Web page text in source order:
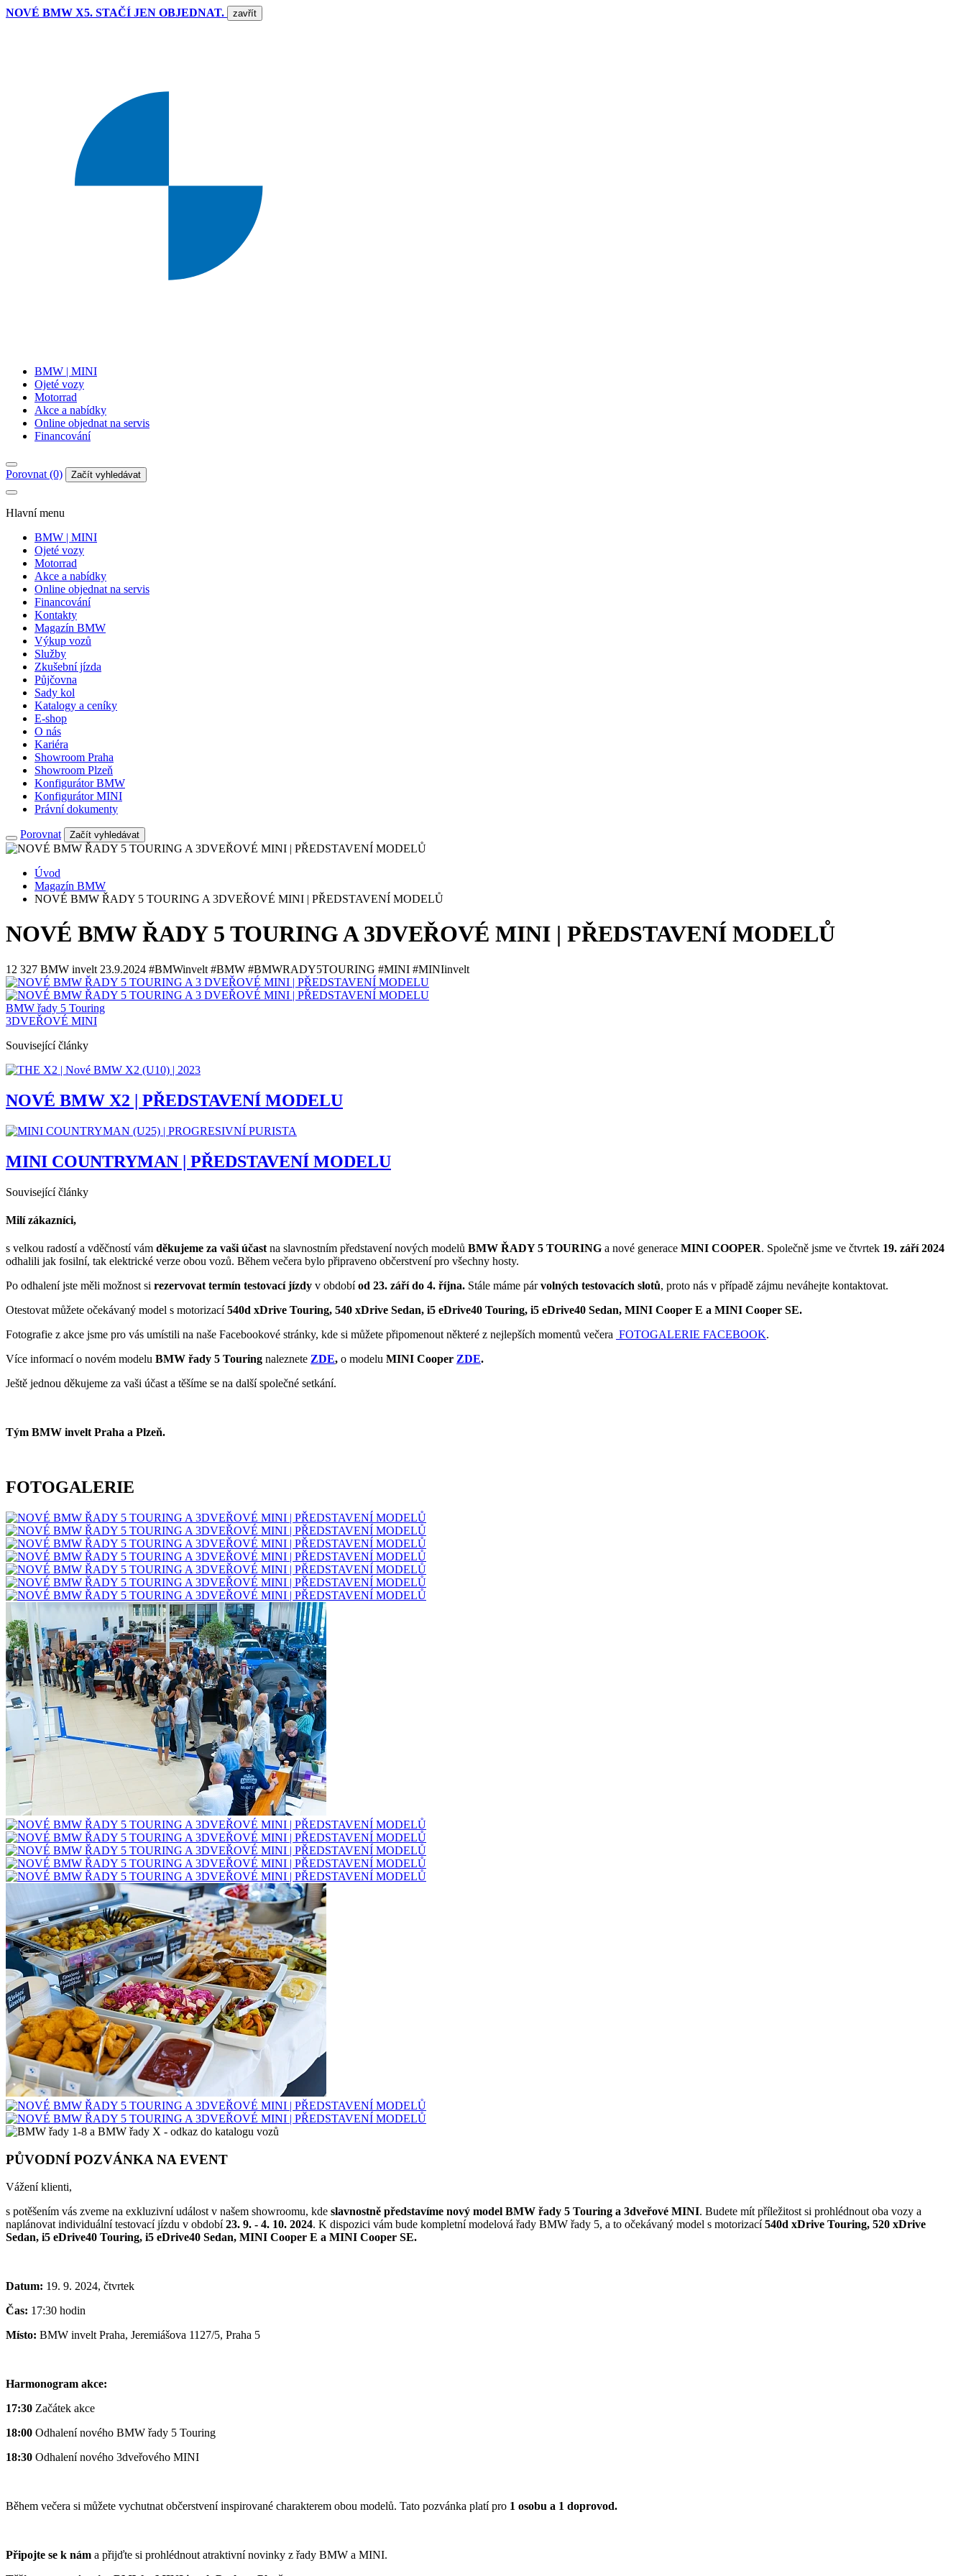
NOVÉ BMW X5. STAČÍ JEN OBJEDNAT. zavřít
BMW | MINI
Ojeté vozy
Motorrad
Akce a nabídky
Online objednat na servis
Financování
Porovnat (0) Začít vyhledávat
Hlavní menu
BMW | MINI
Ojeté vozy
Motorrad
Akce a nabídky
Online objednat na servis
Financování
Kontakty
Magazín BMW
Výkup vozů
Služby
Zkušební jízda
Půjčovna
Sady kol
Katalogy a ceníky
E-shop
O nás
Kariéra
Showroom Praha
Showroom Plzeň
Konfigurátor BMW
Konfigurátor MINI
Právní dokumenty
Porovnat Začít vyhledávat
Úvod
Magazín BMW
NOVÉ BMW ŘADY 5 TOURING A 3DVEŘOVÉ MINI | PŘEDSTAVENÍ MODELŮ
NOVÉ BMW ŘADY 5 TOURING A 3DVEŘOVÉ MINI | PŘEDSTAVENÍ MODELŮ
12 327 BMW invelt 23.9.2024 #BMWinvelt #BMW #BMWRADY5TOURING #MINI #MINIinvelt
BMW řady 5 Touring
3DVEŘOVÉ MINI
Související články
NOVÉ BMW X2 | PŘEDSTAVENÍ MODELU
MINI COUNTRYMAN | PŘEDSTAVENÍ MODELU
Související články
Milí zákazníci,
s velkou radostí a vděčností vám děkujeme za vaši účast na slavnostním představení nových modelů BMW ŘADY 5 TOURING a nové generace MINI COOPER. Společně jsme ve čtvrtek 19. září 2024
odhalili jak fosilní, tak elektrické verze obou vozů. Během večera bylo připraveno občerstvení pro všechny hosty.
Po odhalení jste měli možnost si rezervovat termín testovací jízdy v obdobíod 23. září do 4. října. Stále máme párvolných testovacích slotů, proto nás v případě zájmu neváhejte kontaktovat.
Otestovat můžete očekávaný model s motorizací540d xDrive Touring, 540 xDrive Sedan, i5 eDrive40 Touring, i5 eDrive40 Sedan, MINI Cooper E a MINI Cooper SE.
Fotografie z akce jsme pro vás umístili na naše Facebookové stránky, kde si můžete připomenout některé z nejlepších momentů večera FOTOGALERIE FACEBOOK.
Více informací o novém modelu BMW řady 5 Touring naleznete ZDE, o modelu MINI Cooper ZDE.
Ještě jednou děkujeme za vaši účast a těšíme se na další společné setkání.
Tým BMW invelt Praha a Plzeň.
FOTOGALERIE
PŮVODNÍ POZVÁNKA NA EVENT
Vážení klienti,
s potěšením vás zveme na exkluzivní událost v našem showroomu, kde slavnostně představíme nový model BMW řady 5 Touring a 3dveřové MINI. Budete mít příležitost si prohlédnout oba vozy a
naplánovat individuální testovací jízdu v období23. 9. - 4. 10. 2024. K dispozici vám bude kompletní modelová řady BMW řady 5, a to očekávaný model s motorizací540d xDrive Touring, 520 xDrive
Sedan, i5 eDrive40 Touring, i5 eDrive40 Sedan, MINI Cooper E a MINI Cooper SE.
Datum: 19. 9. 2024, čtvrtek
Čas: 17:30 hodin
Místo: BMW invelt Praha, Jeremiášova 1127/5, Praha 5
Harmonogram akce:
17:30 Začátek akce
18:00 Odhalení nového BMW řady 5 Touring
18:30 Odhalení nového 3dveřového MINI
Během večera si můžete vychutnat občerstvení inspirované charakterem obou modelů. Tato pozvánka platí pro 1 osobu a 1 doprovod.
Připojte se k nám a přijďte si prohlédnout atraktivní novinky z řady BMW a MINI.